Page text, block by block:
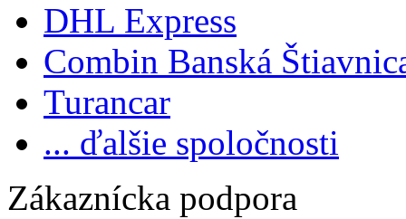
DHL Express
Combin Banská
Turancar
... ďalšie spoločnosti
Zákaznícka podpora